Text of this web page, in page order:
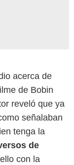
acerca de
de Bobin
reveló que ya
señalaban
tenga la
de
con la